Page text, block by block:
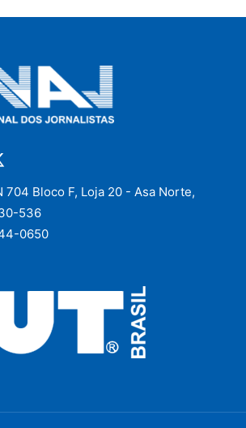
704 Bloco F, Loja 20 - Asa Norte,
536
0650